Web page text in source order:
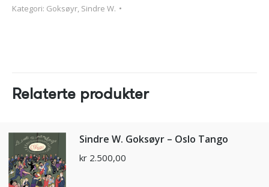
Kategori: Goksøyr, Sindre W.
Relaterte produkter
Sindre W. Goksøyr – Oslo Tango
kr 2.500,00